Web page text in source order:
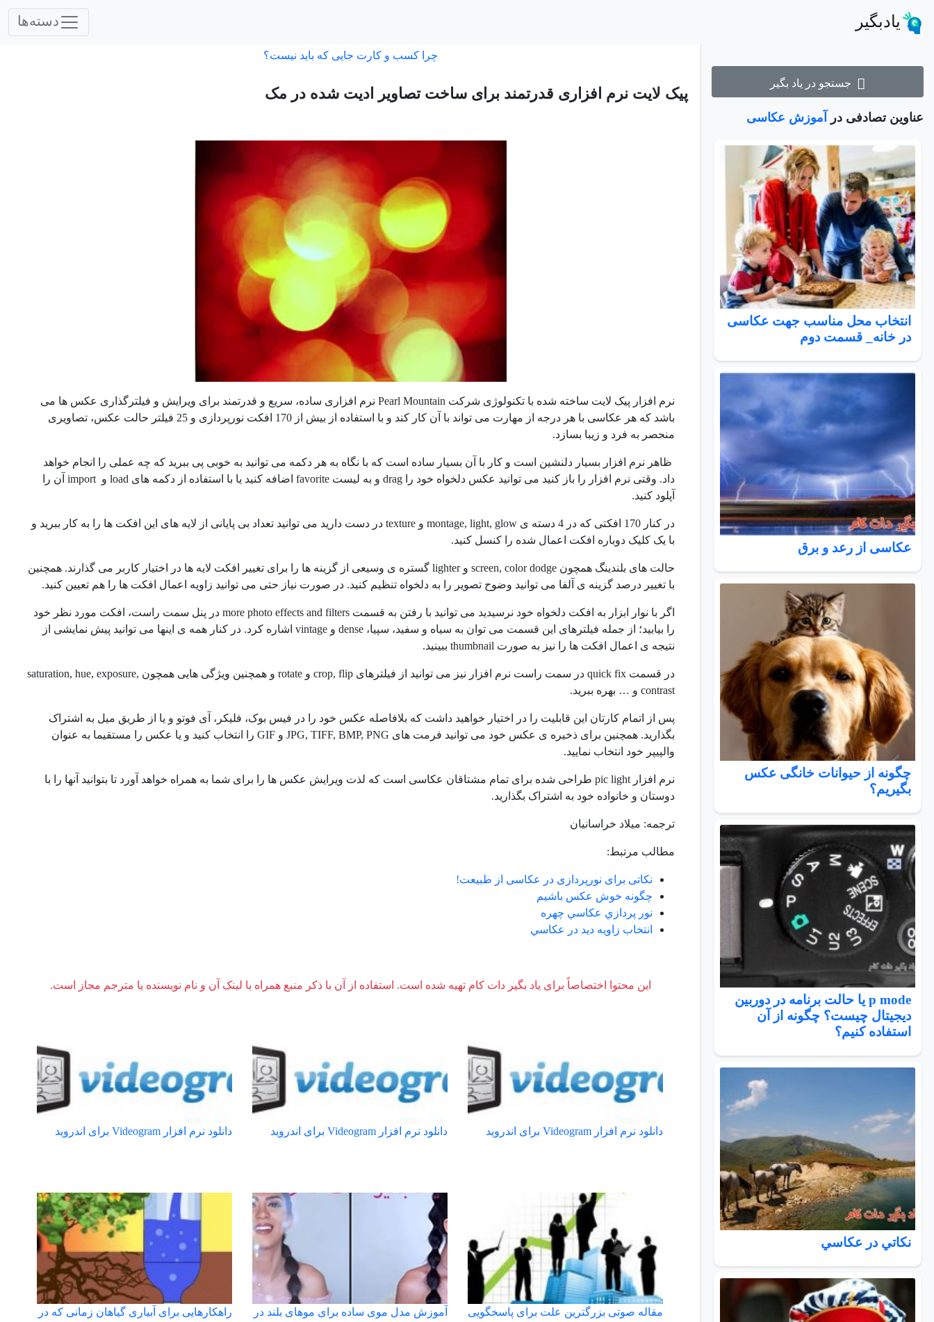
یادبگیر دسته‌ها
جستجو در یاد بگیر
عناوین تصادفی در آموزش عکاسی
انتخاب محل مناسب جهت عکاسی
در خانه_ قسمت دوم
عکاسی از رعد و برق
چگونه از حیوانات خانگی عکس
بگیریم؟
p mode یا حالت برنامه در دوربین
دیجیتال چیست؟ چگونه از آن
استفاده کنیم؟
نكاتي در عكاسي
چرا کسب و کارت جایی که باید نیست؟
پیک لایت نرم افزاری قدرتمند برای ساخت تصاویر ادیت شده در مک
نرم افزار پیک لایت ساخته شده با تکنولوژی شرکت Pearl Mountain نرم افزاری ساده، سریع و قدرتمند برای ویرایش و فیلترگذاری عکس ها می
باشد که هر عکاسی با هر درجه از مهارت می تواند با آن کار کند و با استفاده از بیش از 170 افکت نورپردازی و 25 فیلتر حالت عکس، تصاویری
منحصر به فرد و زیبا بسازد.
ظاهر نرم افزار بسیار دلنشین است و کار با آن بسیار ساده است که با نگاه به هر دکمه می توانید به خوبی پی ببرید که چه عملی را انجام خواهد
داد. وقتی نرم افزار را باز کنید می توانید عکس دلخواه خود را drag و به لیست favorite اضافه کنید یا با استفاده از دکمه های load و import آن را
آپلود کنید.
در کنار 170 افکتی که در 4 دسته ی montage, light, glow و texture در دست دارید می توانید تعداد بی پایانی از لایه های این افکت ها را به کار ببرید و
با یک کلیک دوباره افکت اعمال شده را کنسل کنید.
حالت های بلندینگ همچون screen, color dodge و lighter گستره ی وسیعی از گزینه ها را برای تغییر افکت لایه ها در اختیار کاربر می گذارند. همچنین
با تغییر درصد گزینه ی آلفا می توانید وضوح تصویر را به دلخواه تنظیم کنید. در صورت نیاز حتی می توانید زاویه اعمال افکت ها را هم تعیین کنید.
اگر با نوار ابزار به افکت دلخواه خود نرسیدید می توانید با رفتن به قسمت more photo effects and filters در پنل سمت راست، افکت مورد نظر خود
را بیابید؛ از جمله فیلترهای این قسمت می توان به سیاه و سفید، سپیا، dense و vintage اشاره کرد. در کنار همه ی اینها می توانید پیش نمایشی از
نتیجه ی اعمال افکت ها را نیز به صورت thumbnail ببینید.
در قسمت quick fix در سمت راست نرم افزار نیز می توانید از فیلترهای crop, flip و rotate و همچنین ویژگی هایی همچون saturation, hue, exposure,
contrast و … بهره ببرید.
پس از اتمام کارتان این قابلیت را در اختیار خواهید داشت که بلافاصله عکس خود را در فیس بوک، فلیکر، آی فوتو و یا از طریق میل به اشتراک
بگذارید. همچنین برای ذخیره ی عکس خود می توانید فرمت های JPG, TIFF, BMP, PNG و GIF را انتخاب کنید و یا عکس را مستقیما به عنوان
والپیپر خود انتخاب نمایید.
نرم افزار pic light طراحی شده برای تمام مشتاقان عکاسی است که لذت ویرایش عکس ها را برای شما به همراه خواهد آورد تا بتوانید آنها را با
دوستان و خانواده خود به اشتراک بگذارید.
ترجمه: میلاد خراسانیان
مطالب مرتبط:
نکاتی برای نورپردازی در عکاسی از طبیعت!
چگونه خوش عکس باشیم
نور پردازي عكاسي چهره
انتخاب زاويه ديد در عكاسي
این محتوا اختصاصاً برای یاد بگیر دات کام تهیه شده است. استفاده از آن با ذکر منبع همراه با لینک آن و نام نویسنده یا مترجم مجاز است.
دانلود نرم افزار Videogram برای اندروید دانلود نرم افزار Videogram برای اندروید دانلود نرم افزار Videogram برای اندروید
مقاله صوتی بزرگترین علت برای پاسخگویی
آموزش مدل موی ساده برای موهای بلند در
راهکارهایی برای آبیاری گیاهان زمانی که در